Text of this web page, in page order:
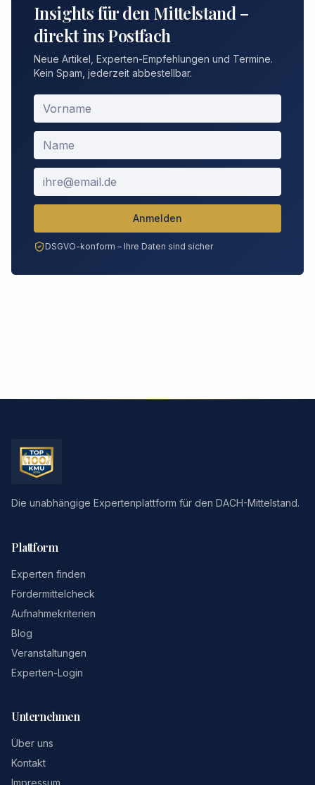
Insights für den Mittelstand –
direkt ins Postfach
Neue Artikel, Experten-Empfehlungen und Termine.
Kein Spam, jederzeit abbestellbar.
Anmelden
DSGVO-konform – Ihre Daten sind sicher
Die unabhängige Expertenplattform für den DACH-Mittelstand.
Plattform
Experten finden
Fördermittelcheck
Aufnahmekriterien
Blog
Veranstaltungen
Experten-Login
Unternehmen
Über uns
Kontakt
Impressum